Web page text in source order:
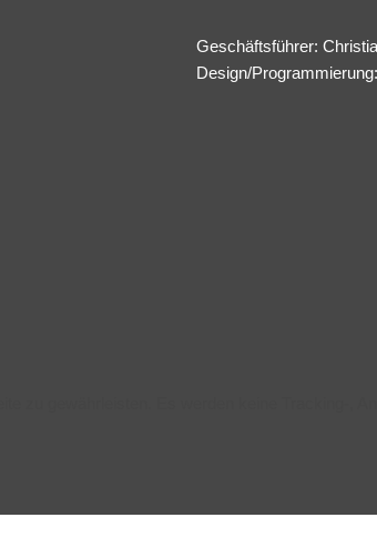
Geschäftsführer:
Design/Programmierung: